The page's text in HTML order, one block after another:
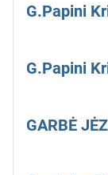
G.Papini
G.Papini
GARBĖ